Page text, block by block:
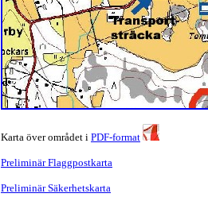
Karta över området i PDF-format
Preliminär Flaggpostkarta
Preliminär Säkerhetskarta